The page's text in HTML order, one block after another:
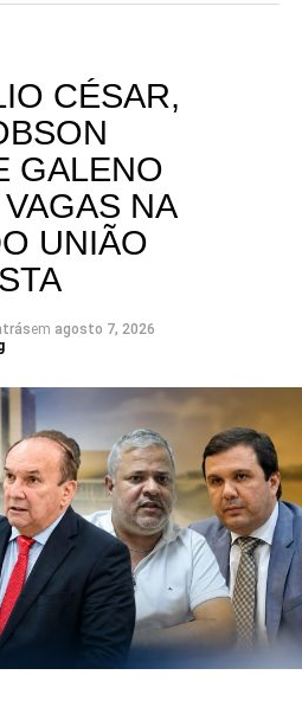
CÉSAR,
GALENO
NA
UNIÃO
em agosto 7, 2026